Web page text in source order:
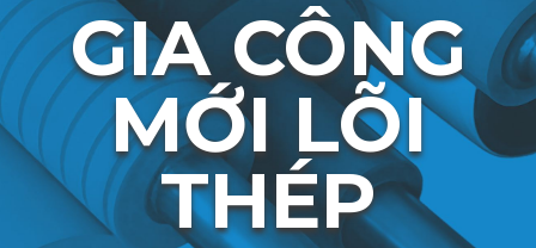
GIA CÔNG
MỚI LÕI
THÉP